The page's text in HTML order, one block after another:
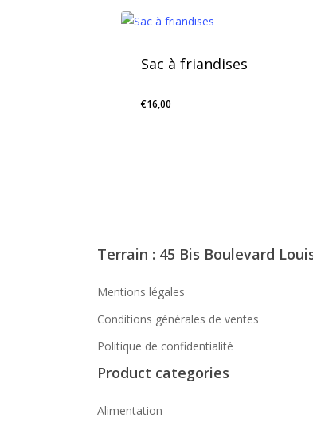
Sac à friandises
€16,00
Terrain : 45 Bis Boulevard
Mentions légales
Conditions générales de ventes
Politique de confidentialité
Product categories
Alimentation